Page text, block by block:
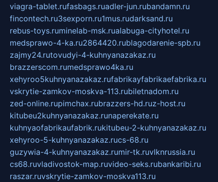
viagra-tablet.rufasbags.ruadler-jun.rubandamn.ru
fincontech.ru3sexporn.ru1mus.rudarksand.ru
rebus-toys.ruminelab-msk.rualabuga-cityhotel.ru
medsprawo-4-ka.ru2864420.rublagodarenie-spb.ru
zajmy24.rutovudyi-4-kuhnyanazakaz.ru
brazzerscom.rumedsprawo4ka.ru
xehyroo5kuhnyanazakaz.rufabrikayfabrikaefabrika.ru
vskrytie-zamkov-moskva-113.rubiletnadom.ru
zed-online.rupimchax.rubrazzers-hd.ruz-host.ru
kitubeu2kuhnyanazakaz.runaperekate.ru
kuhnyaofabrikaufabrik.rukitubeu-2-kuhnyanazakaz.ru
xehyroo-5-kuhnyanazakaz.rucs-68.ru
guzywia-4-kuhnyanazakaz.rumir-tk.ruvlknrussia.ru
cs68.ruvladivostok-map.ruvideo-seks.rubankaribi.ru
raszar.ruvskrytie-zamkov-moskva113.ru